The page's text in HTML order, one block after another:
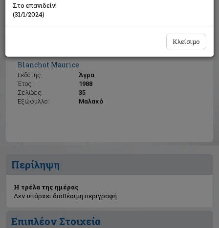
Blanchot Maurice
Εκδότης:
Άγρα
Έτος:
1988
Σελίδες:
35
Εξώφυλλο:
Μαλακό
Περίληψη
Η τρέλα της ημέρας
Δεν υπάρχει διαθέσιμη περιγραφή
Επιπλέον Στοιχεία
Στο επανιδείν!
(31/1/2024)
Κλείσιμο